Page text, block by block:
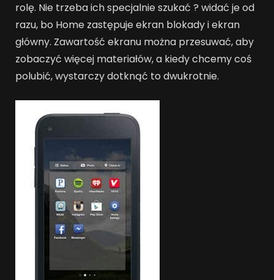
rolę. Nie trzeba ich specjalnie szukać ? widać je od
razu, bo Home zastępuje ekran blokady i ekran
główny. Zawartość ekranu można przesuwać, aby
zobaczyć więcej materiałów, a kiedy chcemy coś
polubić, wystarczy dotknąć to dwukrotnie.